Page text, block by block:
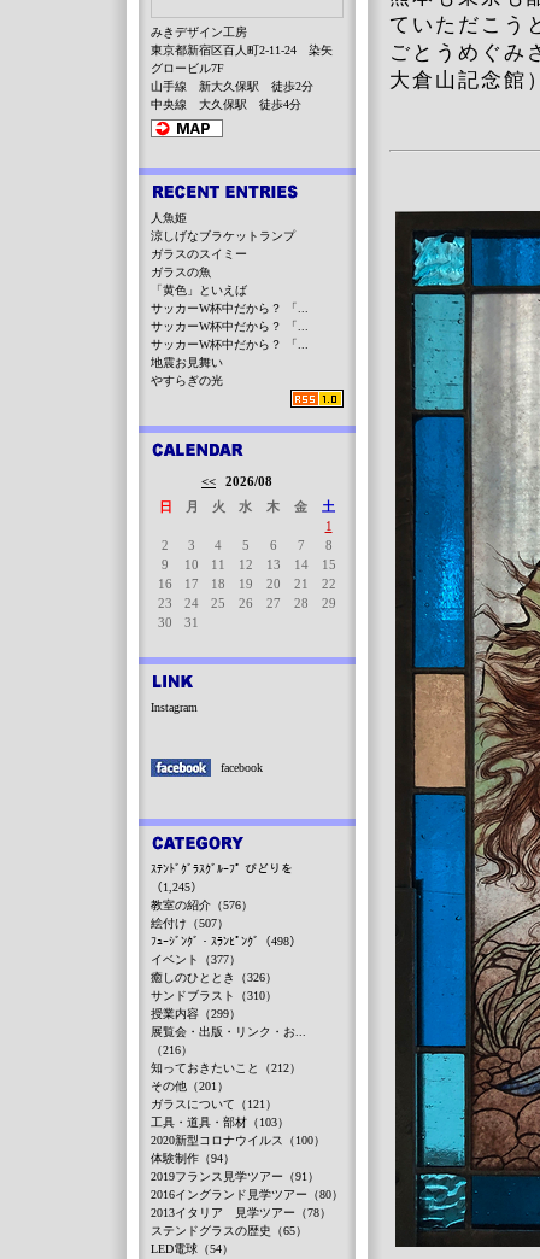
ていただこう
ごとうめぐみ
大倉山記念
みきデザイン工房
東京都新宿区百人町2-11-24 染矢
グロービル7F
山手線 新大久保駅 徒歩2分
中央線 大久保駅 徒歩4分
人魚姫
涼しげなブラケットランプ
ガラスのスイミー
ガラスの魚
「黄色」といえば
サッカーW杯中だから？ 「...
サッカーW杯中だから？ 「...
サッカーW杯中だから？ 「...
地震お見舞い
やすらぎの光
<<
2026/08
日
月 火 水 木 金
土
1
2
3 4 5 6 7
8
9
10 11 12 13 14
15
16
17 18 19 20 21
22
23
24 25 26 27 28
29
30
31
Instagram
facebook
ｽﾃﾝﾄﾞｸﾞﾗｽｸﾞﾙｰﾌﾟ びどりを
（1,245）
教室の紹介（576）
絵付け（507）
ﾌｭｰｼﾞﾝｸﾞ・ｽﾗﾝﾋﾟﾝｸﾞ（498）
イベント（377）
癒しのひととき（326）
サンドブラスト（310）
授業内容（299）
展覧会・出版・リンク・お...
（216）
知っておきたいこと（212）
その他（201）
ガラスについて（121）
工具・道具・部材（103）
2020新型コロナウイルス（100）
体験制作（94）
2019フランス見学ツアー（91）
2016イングランド見学ツアー（80）
2013イタリア 見学ツアー（78）
ステンドグラスの歴史（65）
LED電球（54）